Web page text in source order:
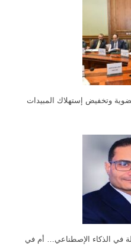
وتخفيض إستهلاك المبيدات
في الذكاء الإصطناعي… أم في